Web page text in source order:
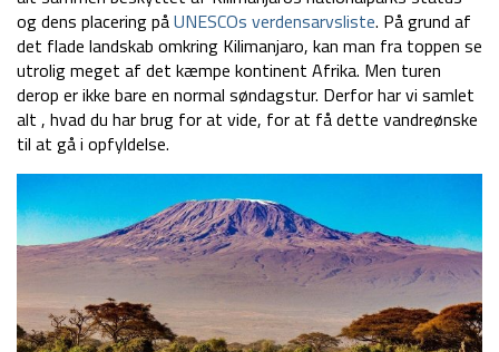
og dens placering påUNESCOs verdensarvsliste. På grund af
det flade landskab omkring Kilimanjaro, kan man fra toppen se
utrolig meget af det kæmpe kontinent Afrika. Men turen
derop er ikke bare en normal søndagstur. Derfor har vi samlet
alt , hvad du har brug for at vide, for at få dette vandreønske
til at gå i opfyldelse.